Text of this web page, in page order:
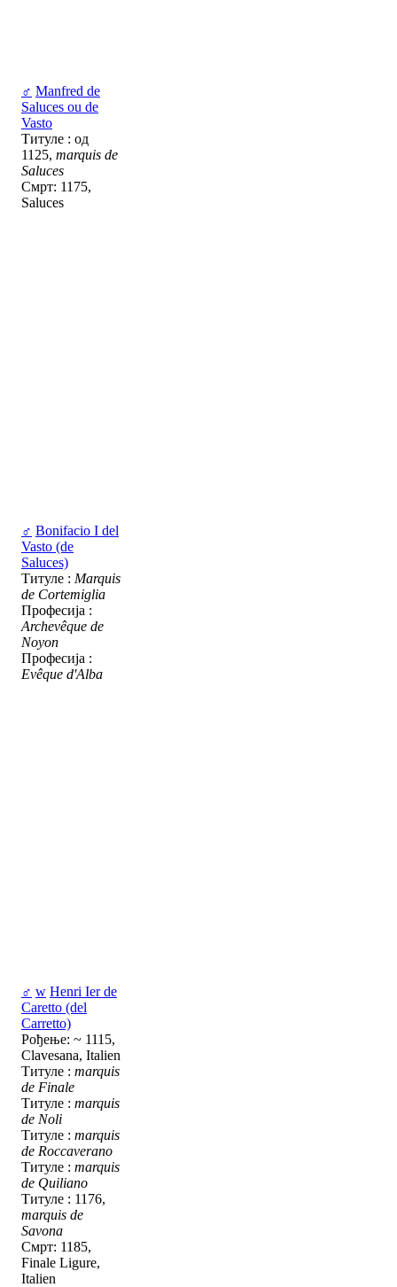
♂ Manfred de
Saluces ou de
Vasto
Титуле : од
1125, marquis de
Saluces
Смрт: 1175,
Saluces
♂ Bonifacio I del
Vasto (de
Saluces)
Титуле : Marquis
de Cortemiglia
Професија :
Archevêque de
Noyon
Професија :
Evêque d'Alba
♂ w Henri Ier de
Caretto (del
Carretto)
Рођење: ~ 1115,
Clavesana, Italien
Титуле : marquis
de Finale
Титуле : marquis
de Noli
Титуле : marquis
de Roccaverano
Титуле : marquis
de Quiliano
Титуле : 1176,
marquis de
Savona
Смрт: 1185,
Finale Ligure,
Italien